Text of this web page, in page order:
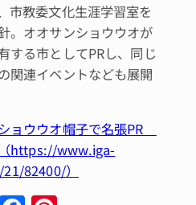
市教委文化生涯学習室を
。オオサンショウウオが
する市としてPRし、同じ
関連イベントなども展開
ョウウオ帽子で名張PR
https://www.iga-
82400/）